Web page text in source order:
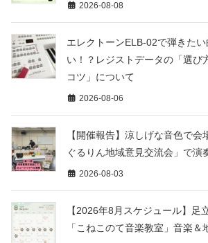
2026-08-08
エレクトーンELB-02で弾きた
い！？レジストデータの「選び
コツ」について
2026-08-06
【開催報告】涼しげな音色で会
ぐるりん地域意見交流会」で演
2026-08-03
【2026年8月スケジュール】足
「こねこのて音楽教室」音楽＆